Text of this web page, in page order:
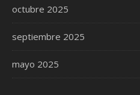
octubre 2025
septiembre 2025
mayo 2025